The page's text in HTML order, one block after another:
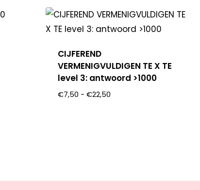
CIJFEREND
VERMENIGVULDIGEN TE X TE
level 3: antwoord >1000
€7,50 - €22,50